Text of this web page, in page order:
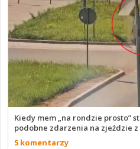
Kiedy mem „na rondzie prosto”
podobne zdarzenia na zjeździe z
5 komentarzy